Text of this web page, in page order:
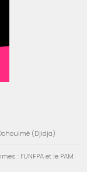
(Djidja)
: l’UNFPA et le PAM